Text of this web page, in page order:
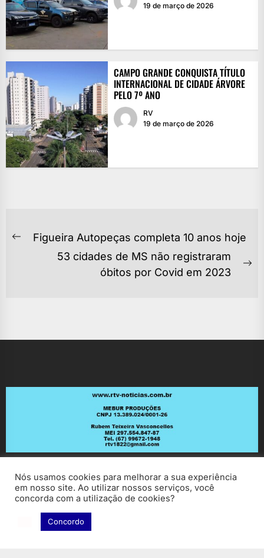
19 de março de 2026
CAMPO GRANDE CONQUISTA TÍTULO
INTERNACIONAL DE CIDADE ÁRVORE
PELO 7º ANO
RV
19 de março de 2026
NAVEGAÇÃO
Previous
Figueira Autopeças completa 10 anos hoje
53 cidades de MS não registraram
óbitos por Covid em 2023
Copyright © 2026RV Notícias.
Nós usamos cookies para melhorar a sua experiência
em nosso site. Ao utilizar nossos serviços, você
concorda com a utilização de cookies?
Concordo